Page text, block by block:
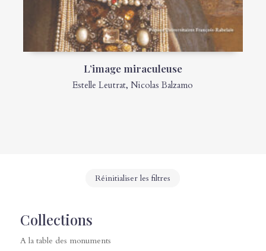
L’image miraculeuse
Estelle Leutrat,Nicolas Balzamo
Réinitialiser les filtres
Collections
A la table des monuments